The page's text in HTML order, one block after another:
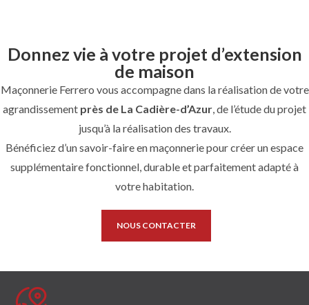
Donnez vie à votre projet d’extension
de maison
Maçonnerie Ferrero vous accompagne dans la réalisation de votre
agrandissement près de La Cadière-d’Azur, de l’étude du projet
jusqu’à la réalisation des travaux.
Bénéficiez d’un savoir-faire en maçonnerie pour créer un espace
supplémentaire fonctionnel, durable et parfaitement adapté à
votre habitation.
NOUS CONTACTER